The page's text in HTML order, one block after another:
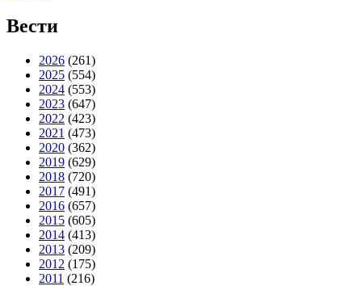
Вести
2026 (261)
2025 (554)
2024 (553)
2023 (647)
2022 (423)
2021 (473)
2020 (362)
2019 (629)
2018 (720)
2017 (491)
2016 (657)
2015 (605)
2014 (413)
2013 (209)
2012 (175)
2011 (216)